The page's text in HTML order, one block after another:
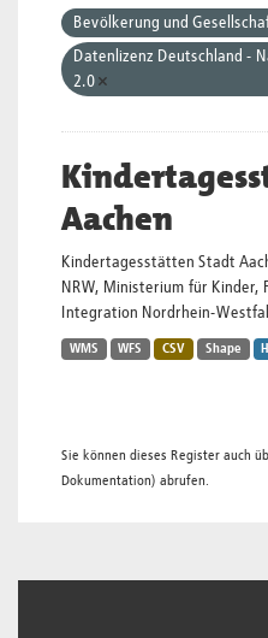
Bevölkerung und
Datenlizenz Deutschland -
2.0
Aachen
Kindertagesstätten Stadt
NRW, Ministerium für Kinder,
Integration Nordrhein-
WMS WFS CSV Shape
Sie können dieses Register auch
Dokumentation) abrufen.